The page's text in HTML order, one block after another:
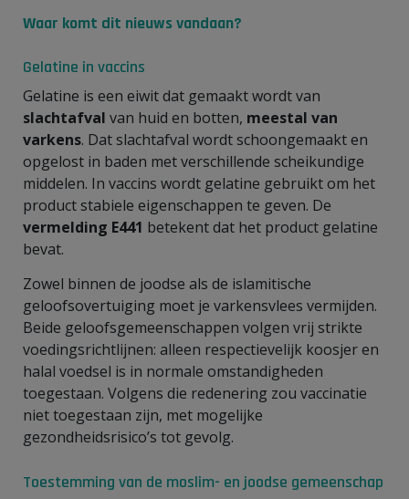
Waar komt dit nieuws vandaan?
Gelatine in vaccins
Gelatine is een eiwit dat gemaakt wordt van
slachtafval van huid en botten, meestal van
varkens. Dat slachtafval wordt schoongemaakt en
opgelost in baden met verschillende scheikundige
middelen. In vaccins wordt gelatine gebruikt om het
product stabiele eigenschappen te geven. De
vermelding E441 betekent dat het product gelatine
bevat.
Zowel binnen de joodse als de islamitische
geloofsovertuiging moet je varkensvlees vermijden.
Beide geloofsgemeenschappen volgen vrij strikte
voedingsrichtlijnen: alleen respectievelijk koosjer en
halal voedsel is in normale omstandigheden
toegestaan. Volgens die redenering zou vaccinatie
niet toegestaan zijn, met mogelijke
gezondheidsrisico’s tot gevolg.
Toestemming van de moslim- en joodse gemeenschap